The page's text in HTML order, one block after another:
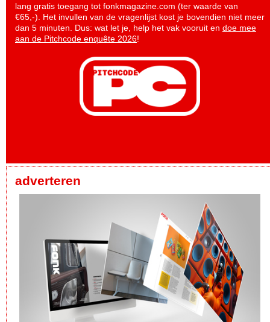
lang gratis toegang tot fonkmagazine.com (ter waarde van
€65,-). Het invullen van de vragenlijst kost je bovendien niet meer
dan 5 minuten. Dus: wat let je, help het vak vooruit en doe mee
aan de Pitchcode enquête 2026!
adverteren